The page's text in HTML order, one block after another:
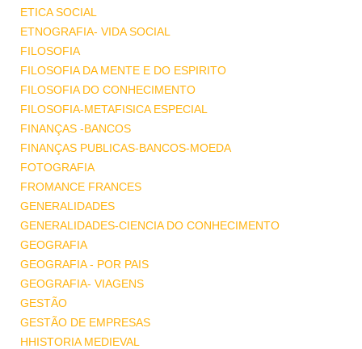
ETICA SOCIAL
ETNOGRAFIA- VIDA SOCIAL
FILOSOFIA
FILOSOFIA DA MENTE E DO ESPIRITO
FILOSOFIA DO CONHECIMENTO
FILOSOFIA-METAFISICA ESPECIAL
FINANÇAS -BANCOS
FINANÇAS PUBLICAS-BANCOS-MOEDA
FOTOGRAFIA
FROMANCE FRANCES
GENERALIDADES
GENERALIDADES-CIENCIA DO CONHECIMENTO
GEOGRAFIA
GEOGRAFIA - POR PAIS
GEOGRAFIA- VIAGENS
GESTÃO
GESTÃO DE EMPRESAS
HHISTORIA MEDIEVAL